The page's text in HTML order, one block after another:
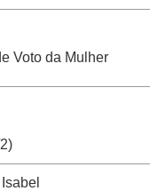
Voto da Mulher